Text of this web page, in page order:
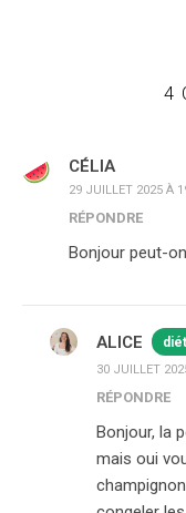
4
CÉLIA
29 JUILLET 2025 À
RÉPONDRE
Bonjour peut-
ALICE
30 JUILLET
RÉPONDRE
Bonjour, la
mais oui